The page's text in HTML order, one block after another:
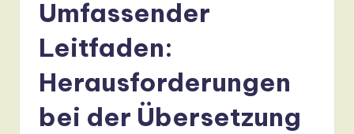
G
Umfassender
Leitfaden:
Herausforderungen
bei der Übersetzung